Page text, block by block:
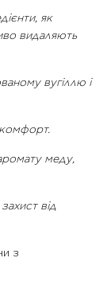
як
видаляють
вугіллю і
комфорт.
меду,
від
з